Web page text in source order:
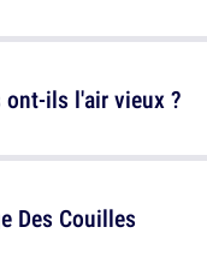
Des Couilles
ils l'air vieux ?